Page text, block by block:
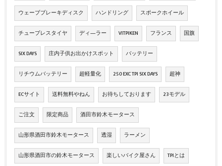
ウェーブブレーキディスク ハンドリング スポークホイール
チューブレスタイヤ ディ―ラー VITPIKEN フランス 国旗
SIX DAYS 庄内子供お出かけスポット バッテリー
リチウムバッテリー 超軽量化 250 EXC TPI SIX DAYS 超神
ECサイト 送料無料やねん お待ちしております 23モデル
ご注文 限定商品 酒田市鈴木モータース
山形県酒田市鈴木モータース 透湿 ラーメン
山形県酒田市の鈴木モータース 楽しいバイク屋さん TPIとは